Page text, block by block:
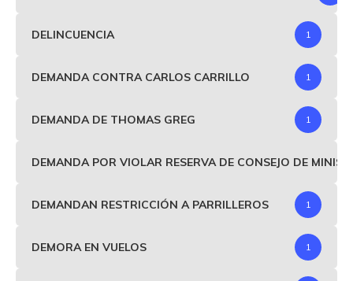
DELINCUENCIA 1
DEMANDA CONTRA CARLOS CARRILLO 1
DEMANDA DE THOMAS GREG 1
DEMANDA POR VIOLAR RESERVA DE CONSEJO DE
DEMANDAN RESTRICCIÓN A PARRILLEROS 1
DEMORA EN VUELOS 1